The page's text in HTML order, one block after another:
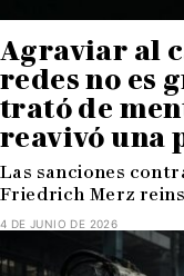
Agraviar al
redes no es
trató de
reavivó una
Las sanciones
Friedrich Merz
4 DE JUNIO DE 2026